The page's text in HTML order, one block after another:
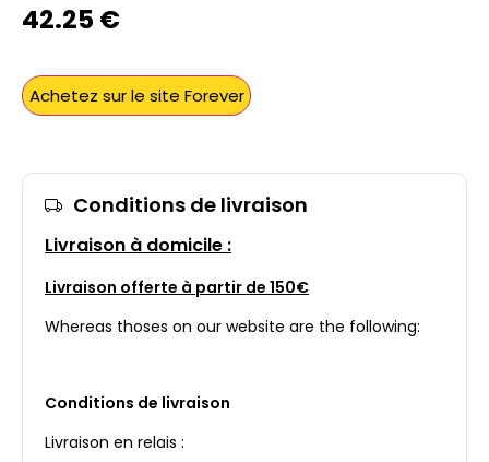
42.25 €
Achetez sur le site Forever
Conditions de livraison
Livraison à domicile :
Livraison offerte à partir de 150€
Whereas thoses on our website are the following:
Conditions de livraison
Livraison en relais :